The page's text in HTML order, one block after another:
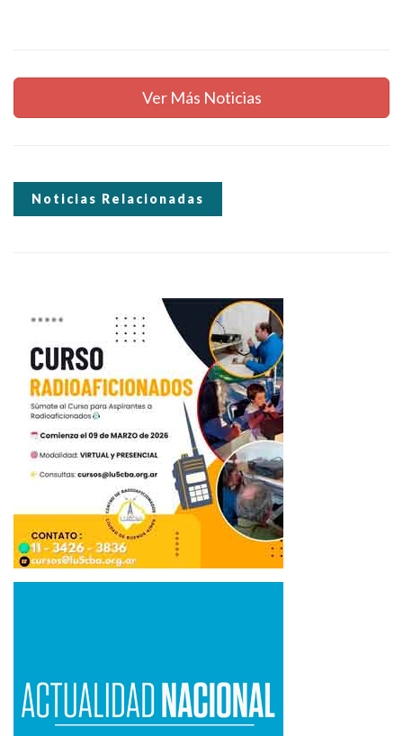
Ver Más Noticias
Noticias Relacionadas